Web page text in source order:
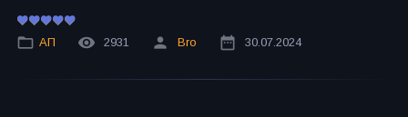
АП 2931 Bro 30.07.2024